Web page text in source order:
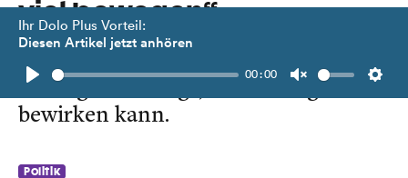
Ihr Dolo Plus Vorteil:
Diesen Artikel jetzt anhören
Play
00:00
Unmute
viel bewegen“
Der Verein der Messing- und
Kreuzgassler zeigt, was Teamgeist
bewirken kann.
Politik